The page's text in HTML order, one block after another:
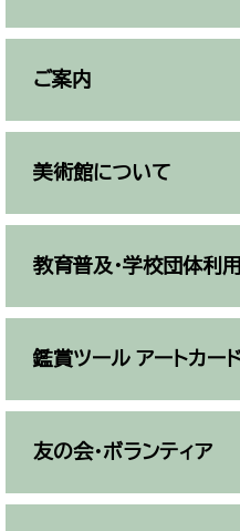
ご案内
美術館について
教育普及・学校団体利用
鑑賞ツール アートカー
友の会・ボランティア